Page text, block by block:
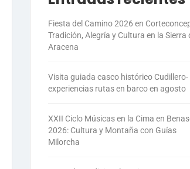
Fiesta del Camino 2026 en
Tradición, Alegría y Cultura en la Sierra
Aracena
Visita guiada casco histórico
experiencias rutas en barco en agosto
XXII Ciclo Músicas en la Cima en
2026: Cultura y Montaña con Guías
Milorcha